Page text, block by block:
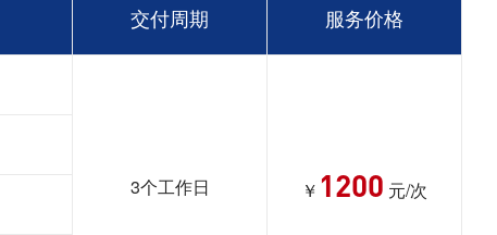
交付周期 服务价格
3个工作日 ￥ 1200 元/次